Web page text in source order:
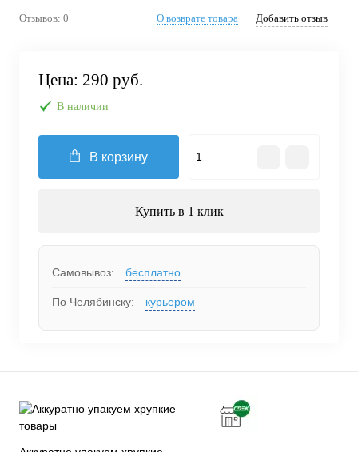
Отзывов: 0 О возврате товара Добавить отзыв
Цена: 290 руб.
В наличии
В корзину
Купить в 1 клик
Самовывоз: бесплатно
По Челябинску: курьером